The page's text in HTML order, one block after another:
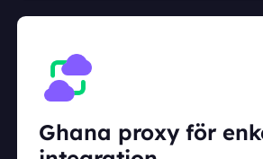
Ghana proxy för